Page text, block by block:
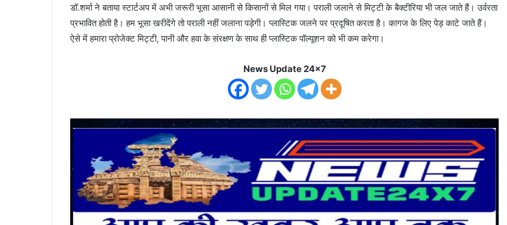
डॉ.शर्मा ने बताया स्टार्टअप में अभी जरूरी भूसा आसानी से किसानों से मिल गया। पराली जलाने से मिट्टी के बैक्टीरिया भी जल जाते हैं। उर्वरता
प्रभावित होती है। हम भूसा खरीदेंगे तो पराली नहीं जलाना पड़ेगी। प्लास्टिक जलने पर प्रदूषित करता है। कागज के लिए पेड़ काटे जाते हैं।
ऐसे में हमारा प्रोजेक्ट मिट्टी, पानी और हवा के संरक्षण के साथ ही प्लास्टिक पॉल्यूशन को भी कम करेगा।
News Update 24x7